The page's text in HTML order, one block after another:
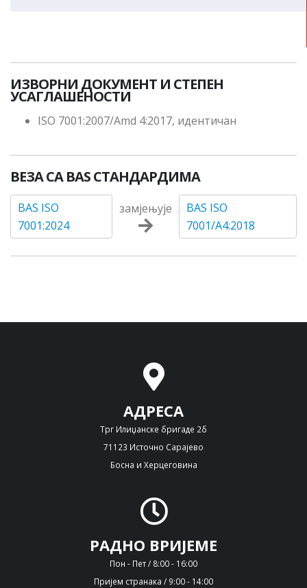
ИЗВОРНИ ДОКУМЕНТ И СТЕПЕН
УСАГЛАШЕНОСТИ
ISO 7001:2007/Amd 4:2017, идентичан
ВЕЗА СА BAS СТАНДАРДИМА
BAS ISO
7001:2024
замјењује
BAS ISO
7001/A4:2018
АДРЕСА
Трг Илиџанске бригаде 2б
71123 Источно Сарајево
Босна и Херцеговина
РАДНО ВРИЈЕМЕ
Пон - Пет / 8:00 - 16:00
Пријем странака / 9:00 - 14:00